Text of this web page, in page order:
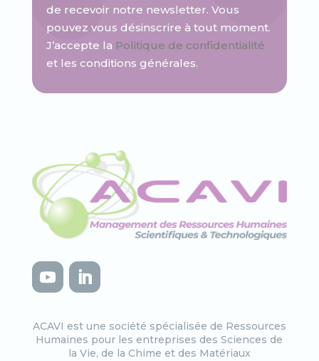
de recevoir notre newsletter. Vous
pouvez vous désinscrire à tout moment.
J’accepte la Politique de confidentialité
et les conditions générales.
ACAVI est une société spécialisée de Ressources
Humaines pour les entreprises des Sciences de
la Vie, de la Chime et des Matériaux